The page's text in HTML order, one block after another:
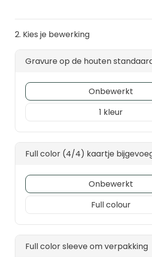
2. Kies je bewerking
Gravure op de houten standaard
Onbewerkt
1
Full color (4/4) kaartje
Onbewerkt
Full colour
Full color sleeve om verpakking